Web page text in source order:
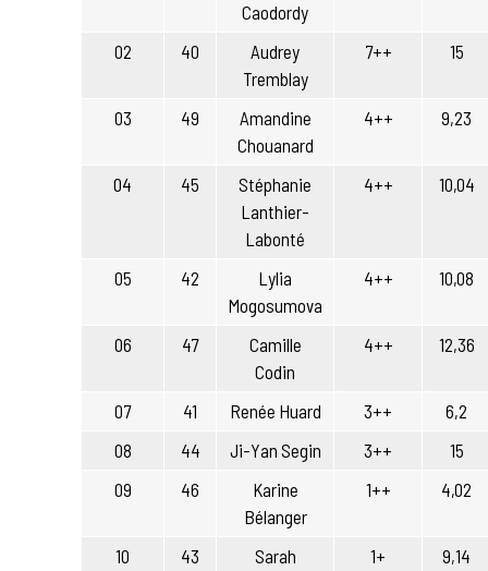
Caodordy
02 40
Audrey
Tremblay
7++ 15
03 49
Amandine
Chouanard
4++ 9,23
04 45
Stéphanie
Lanthier-
Labonté
4++ 10,04
05 42
Lylia
Mogosumova
4++ 10,08
06 47
Camille
Codin
4++ 12,36
07 41 Renée Huard 3++
6,2
08
44 Ji-Yan Segin 3++
15
09
46
Karine
Bélanger
1++ 4,02
10 43
Sarah
1+ 9,14